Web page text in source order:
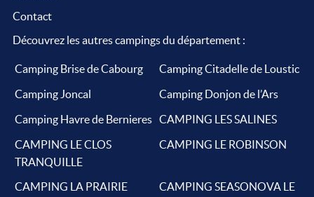
Contact
Découvrez les autres campings du département :
Camping Brise de Cabourg
Camping Citadelle de Loustic
Camping Joncal
Camping Donjon de l’Ars
Camping Havre de Bernieres CAMPING LES SALINES
CAMPING LE CLOS
TRANQUILLE
CAMPING LE ROBINSON
CAMPING LA PRAIRIE
CAMPING SEASONOVA LE